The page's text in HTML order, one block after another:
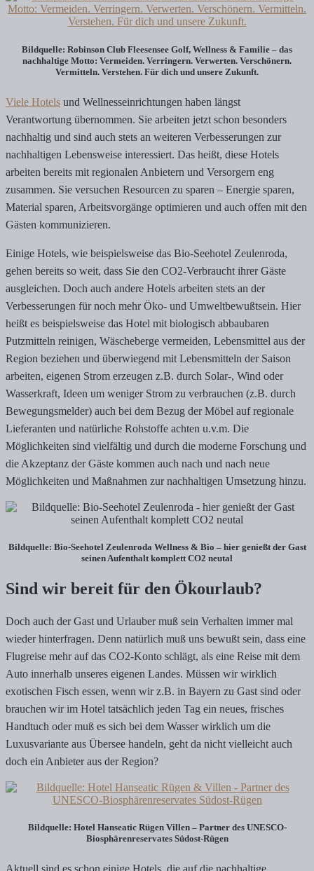
Bildquelle: Robinson Club Fleesensee Golf, Wellness & Familie – das
nachhaltige Motto: Vermeiden. Verringern. Verwerten. Verschönern.
Vermitteln. Verstehen. Für dich und unsere Zukunft.
Viele Hotels und Wellnesseinrichtungen haben längst
Verantwortung übernommen. Sie arbeiten jetzt schon besonders
nachhaltig und sind auch stets an weiteren Verbesserungen zur
nachhaltigen Lebensweise interessiert. Das heißt, diese Hotels
arbeiten bereits mit regionalen Anbietern und Versorgern eng
zusammen. Sie versuchen Resourcen zu sparen – Energie sparen,
Material sparen, Arbeitsvorgänge optimieren und auch offen mit den
Gästen kommunizieren.
Einige Hotels, wie beispielsweise das Bio-Seehotel Zeulenroda,
gehen bereits so weit, dass Sie den CO2-Verbraucht ihrer Gäste
ausgleichen. Doch auch andere Hotels arbeiten stets an der
Verbesserungen für noch mehr Öko- und Umweltbewußtsein. Hier
heißt es beispielsweise das Hotel mit biologisch abbaubaren
Putzmitteln reinigen, Wäscheberge vermeiden, Lebensmittel aus der
Region beziehen und überwiegend mit Lebensmitteln der Saison
arbeiten, eigenen Strom erzeugen z.B. durch Solar-, Wind oder
Wasserkraft, Ideen um weniger Strom zu verbrauchen (z.B. durch
Bewegungsmelder) auch bei dem Bezug der Möbel auf regionale
Lieferanten und natürliche Rohstoffe achten u.v.m. Die
Möglichkeiten sind vielfältig und durch die moderne Forschung und
die Akzeptanz der Gäste kommen auch nach und nach neue
Möglichkeiten und Maßnahmen zur nachhaltigen Umsetzung hinzu.
Bildquelle: Bio-Seehotel Zeulenroda Wellness & Bio – hier genießt der Gast
seinen Aufenthalt komplett CO2 neutal
Sind wir bereit für den Ökourlaub?
Doch auch der Gast und Urlauber muß sein Verhalten immer mal
wieder hinterfragen. Denn natürlich muß uns bewußt sein, dass eine
Flugreise mehr auf das CO2-Konto schlägt, als eine Reise mit dem
Auto innerhalb unseres eigenen Landes. Müssen wir wirklich
exotischen Fisch essen, wenn wir z.B. in Bayern zu Gast sind oder
brauchen wir im Hotel tatsächlich jeden Tag ein neues, frisches
Handtuch oder muß es sich bei dem Wasser wirklich um die
Luxusvariante aus Übersee handeln, geht da nicht vielleicht auch
doch ein Anbieter aus der Region?
Bildquelle: Hotel Hanseatic Rügen Villen – Partner des UNESCO-
Biosphärenreservates Südost-Rügen